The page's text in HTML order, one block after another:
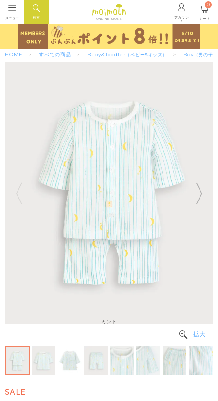
ONLINE STORE アカウン
ト
検索
メニュー カート
0
HOME すべての商品 Baby&Toddler （ベビー&キッズ） Boy （男の子）
ミント
拡大
SALE